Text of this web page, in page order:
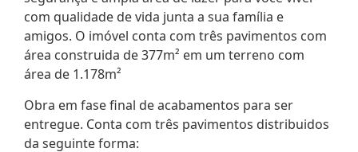
com qualidade de vida junta a sua família e
amigos. O imóvel conta com três pavimentos com
área construida de 377m² em um terreno com
área de 1.178m²
Obra em fase final de acabamentos para ser
entregue. Conta com três pavimentos distribuidos
da seguinte forma: